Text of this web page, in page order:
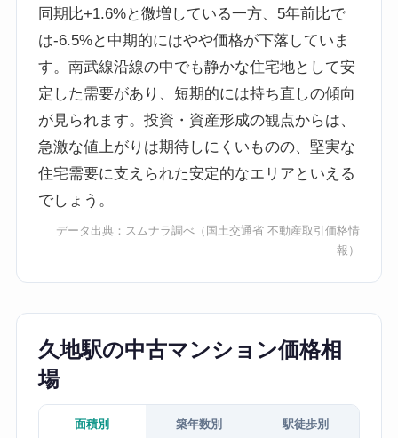
同期比+1.6%と微増している一方、5年前比で
は-6.5%と中期的にはやや価格が下落していま
す。南武線沿線の中でも静かな住宅地として安
定した需要があり、短期的には持ち直しの傾向
が見られます。投資・資産形成の観点からは、
急激な値上がりは期待しにくいものの、堅実な
住宅需要に支えられた安定的なエリアといえる
でしょう。
データ出典： スムナラ調べ （国土交通省 不動産取引価格情
報）
久地駅の中古マンション価格相
場
面積別 築年数別 駅徒歩別